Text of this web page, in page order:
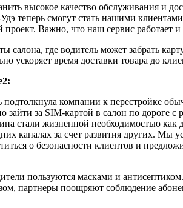
высокое качество обслуживания и
теперь смогут стать нашими
проект. Важно, что наш сервис работает
салона, где водитель может забрать
ускоряет время доставки товара до
компании к перестройке
за SIM-картой в салон по дороге с
стали жизненной необходимостью как
каналах за счет развития других. Мы
о безопасности клиентов и
пользуются масками и
партнеры поощряют соблюдение